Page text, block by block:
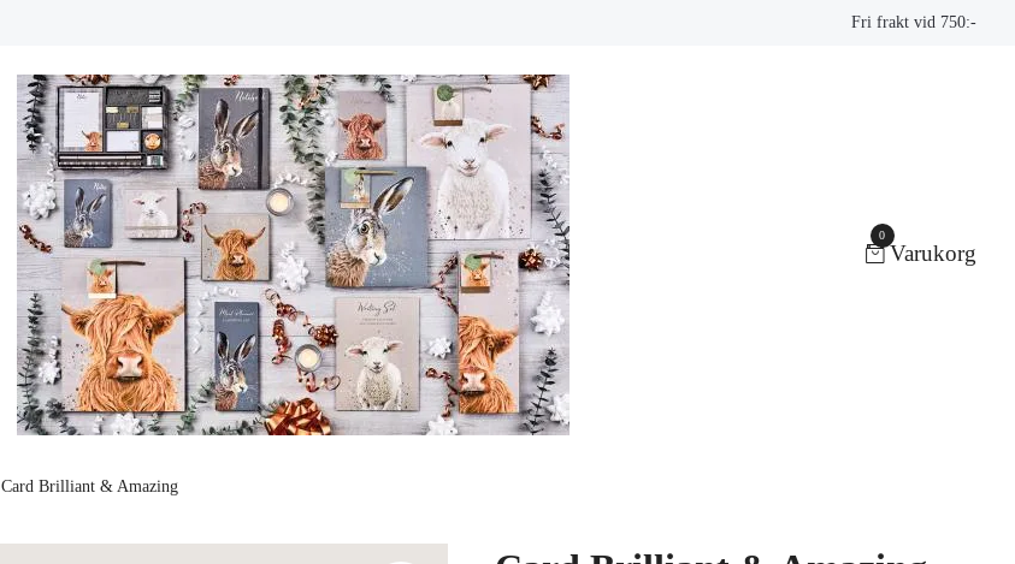
Fri frakt vid 750:-
0
Varukorg
Card Brilliant & Amazing